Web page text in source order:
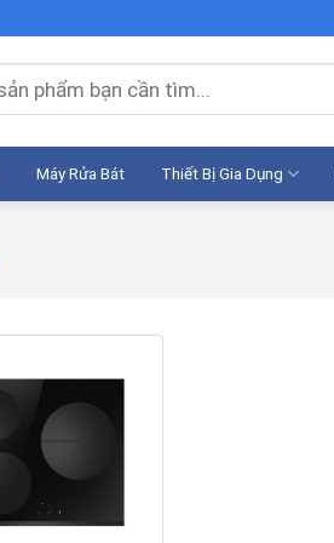
Máy Rửa Bát Thiết Bị Gia Dụng